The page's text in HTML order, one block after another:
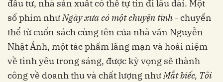
đầu tư, nhà sản xuất có thể tự tin đi lâu dài. Một
số phim nhưNgày xưa có một chuyện tình - chuyển
thể từ cuốn sách cùng tên của nhà văn Nguyễn
Nhật Ánh, một tác phẩm lãng mạn và hoài niệm
về tình yêu trong sáng, được kỳ vọng sẽ thành
công về doanh thu và chất lượng nhưMắt biếc, Tôi